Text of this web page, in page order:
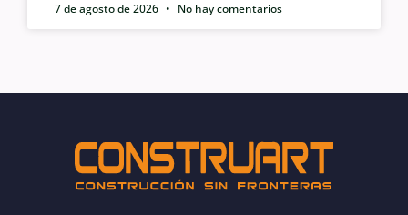
7 de agosto de 2026
No hay comentarios